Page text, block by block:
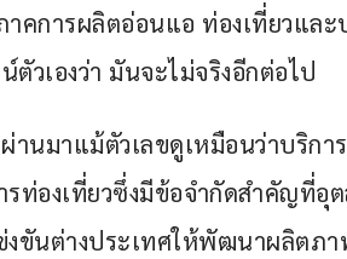
คการผลิตอ่อนแอ ท่องเที่ยวแล
ตัวเองว่า มันจะไม่จริงอีกต่อไป
านมาแม้ตัวเลขดูเหมือนว่าบริก
ท่องเที่ยวซึ่งมีข้อจำกัดสำคัญที่อุ
ขันต่างประเทศให้พัฒนาผลิตภา